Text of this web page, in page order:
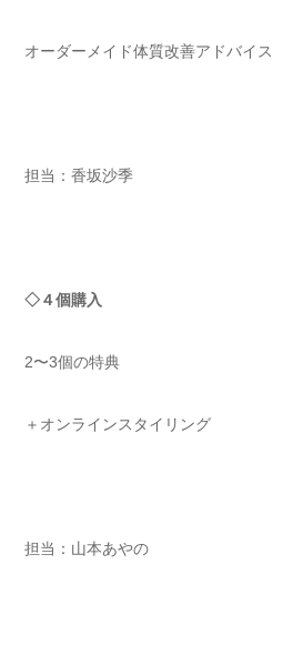
オーダーメイド体質改善アドバイス
担当：香坂沙季
◇４個購入
2〜3個の特典
＋オンラインスタイリング
担当：山本あやの